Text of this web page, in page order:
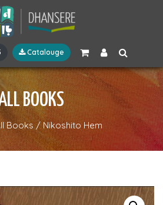
Catalouge
BOOKS
Books/Nikoshito Hem